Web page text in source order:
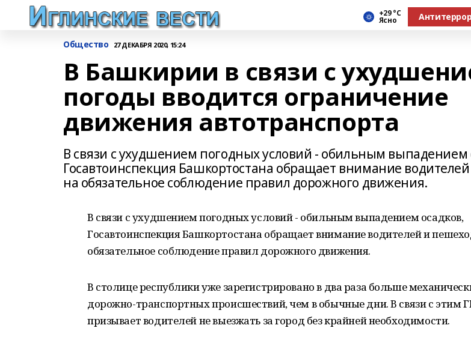
+29 °С
Ясно Антитеррор
Общество 27 ДЕКАБРЯ 2020, 15:24
В Башкирии в связи с
погоды вводится ограничение
движения автотранспорта
В связи с ухудшением погодных условий - обильным выпадением
Госавтоинспекция Башкортостана обращает внимание
на обязательное соблюдение правил дорожного движения.
В связи с ухудшением погодных условий - обильным выпадением осадков,
Госавтоинспекция Башкортостана обращает внимание водителей и
обязательное соблюдение правил дорожного движения.
В столице республики уже зарегистрировано в два раза больше
дорожно-транспортных происшествий, чем в обычные дни. В связи с этим
призывает водителей не выезжать за город без крайней необходимости.